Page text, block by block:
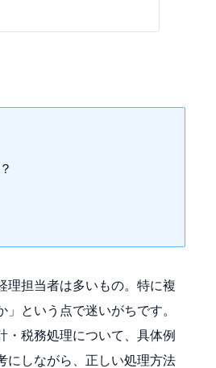
理担当者は多いもの。特に複
という点で迷いがちです。
・税務処理について、具体例
にしながら、正しい処理方法